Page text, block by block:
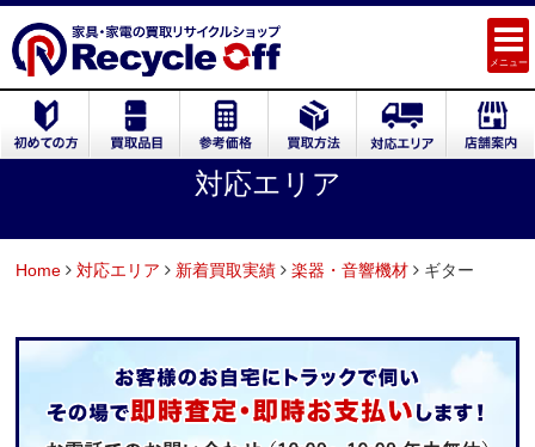
メニュー
対応エリア
Home 対応エリア 新着買取実績 楽器・音響機材 ギター